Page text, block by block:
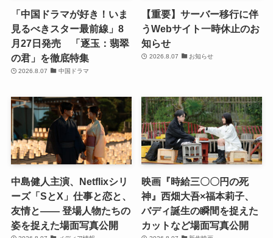
「中国ドラマが好き！いま
見るべきスター最前線」8
月27日発売 「逐玉：翡翠
の君」を徹底特集
2026.8.07 中国ドラマ
【重要】サーバー移行に伴
うWebサイト一時休止のお
知らせ
2026.8.07 お知らせ
中島健人主演、Netflixシリ
ーズ「SとX」仕事と恋と、
友情と―― 登場人物たちの
姿を捉えた場面写真公開
映画『時給三〇〇円の死
神』西畑大吾×福本莉子、
バディ誕生の瞬間を捉えた
カットなど場面写真公開